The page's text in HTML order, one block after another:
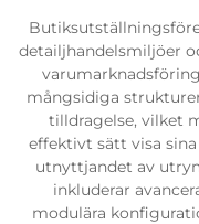
detailjhandelsmiljöer
mångsidiga
tilldragelse, vilket
effektivt sätt visa
utnyttjandet av
inkluderar
modulära